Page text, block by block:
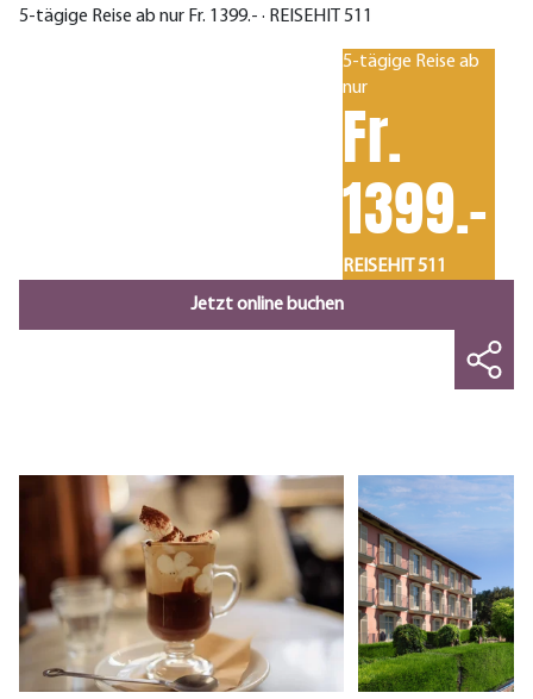
5-tägige Reise ab nur Fr. 1399.- · REISEHIT 511
5-tägige Reise ab
nur
Fr.
1399.-
REISEHIT 511
Jetzt online buchen